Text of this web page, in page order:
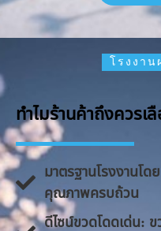
โรงงาน
ทำไมร้านค้าถึงควรเ
มาตรฐานโรงงานโ
คุณภาพครบถ้วน
ดีไซน์ขวดโดดเด่น: